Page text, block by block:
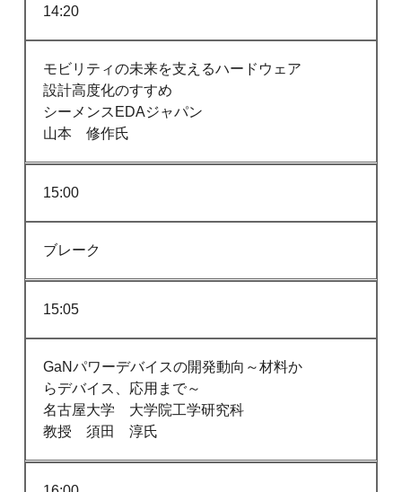
14:20
モビリティの未来を支えるハードウェア
設計高度化のすすめ
シーメンスEDAジャパン
山本 修作氏
15:00
ブレーク
15:05
GaNパワーデバイスの開発動向～材料か
らデバイス、応用まで～
名古屋大学 大学院工学研究科
教授 須田 淳氏